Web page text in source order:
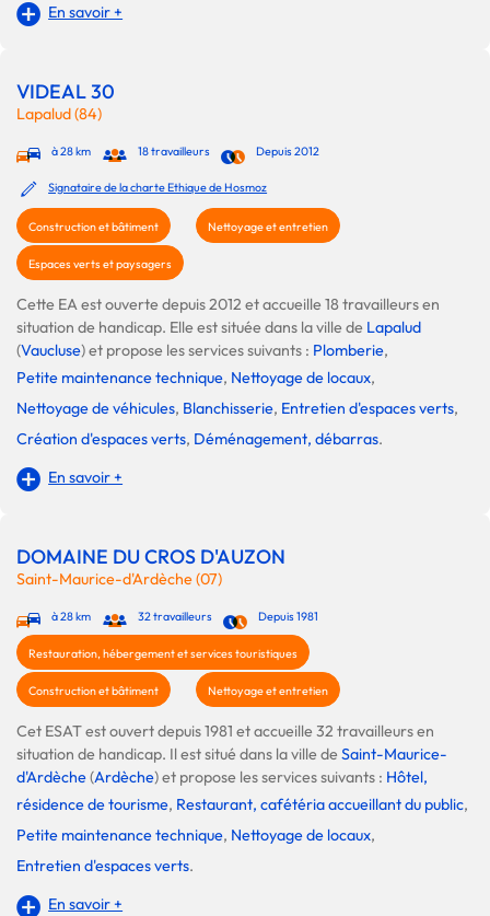
En savoir +
VIDEAL 30
Lapalud (84)
à 28 km 18 travailleurs Depuis 2012
Signataire de la charte Ethique de Hosmoz
Construction et bâtiment Nettoyage et entretien
Espaces verts et paysagers
Cette EA est ouverte depuis 2012 et accueille 18 travailleurs en
situation de handicap. Elle est située dans la ville de Lapalud
(Vaucluse) et propose les services suivants : Plomberie,
Petite maintenance technique, Nettoyage de locaux,
Nettoyage de véhicules, Blanchisserie, Entretien d'espaces verts,
Création d'espaces verts, Déménagement, débarras.
En savoir +
DOMAINE DU CROS D'AUZON
Saint-Maurice-d'Ardèche (07)
à 28 km 32 travailleurs Depuis 1981
Restauration, hébergement et services touristiques
Construction et bâtiment Nettoyage et entretien
Cet ESAT est ouvert depuis 1981 et accueille 32 travailleurs en
situation de handicap. Il est situé dans la ville deSaint-Maurice-
d'Ardèche(Ardèche) et propose les services suivants : Hôtel,
résidence de tourisme, Restaurant, cafétéria accueillant du public,
Petite maintenance technique, Nettoyage de locaux,
Entretien d'espaces verts.
En savoir +